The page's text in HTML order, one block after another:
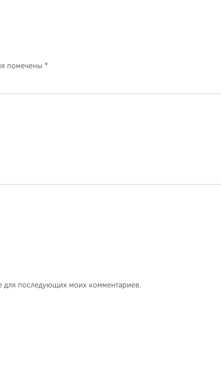
помечены *
для последующих моих комментариев.